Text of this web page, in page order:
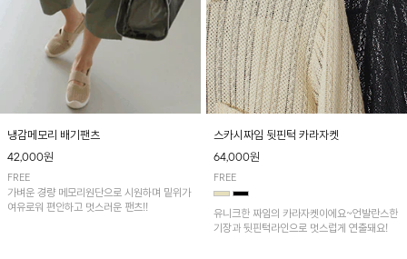
냉감메모리 배기팬츠
42,000원
FREE
가벼운 경량 메모리원단으로 시원하며 밑위가
여유로워 편안하고 멋스러운 팬츠!!
스카시짜임 뒷핀턱 카라자켓
64,000원
FREE
유니크한 짜임의 카라자켓이에요~언발란스한
기장과 뒷핀턱라인으로 멋스럽게 연출돼요!